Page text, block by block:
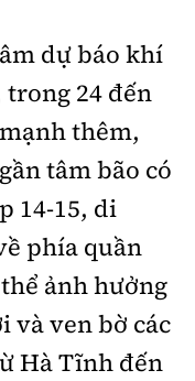
không có sự
dự báo khí
24 đến
thêm,
tâm bão có
14-15, di
phía quần
ảnh hưởng
và ven bờ các
Hà Tĩnh đến